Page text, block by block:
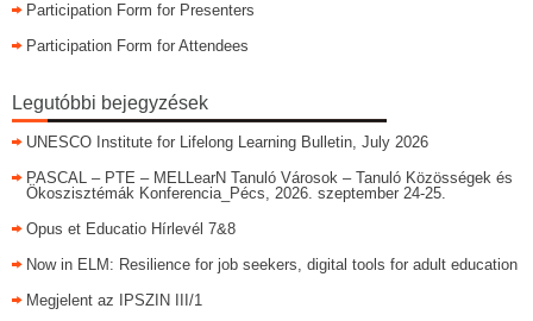
Participation Form for Presenters
Participation Form for Attendees
Legutóbbi bejegyzések
UNESCO Institute for Lifelong Learning Bulletin, July 2026
PASCAL – PTE – MELLearN Tanuló Városok – Tanuló Közösségek és
Ökoszisztémák Konferencia_Pécs, 2026. szeptember 24-25.
Opus et Educatio Hírlevél 7&8
Now in ELM: Resilience for job seekers, digital tools for adult education
Megjelent az IPSZIN III/1